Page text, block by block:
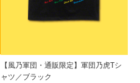
【風乃軍団・通販限定】軍団乃虎Tシ
ャツ／ブラック